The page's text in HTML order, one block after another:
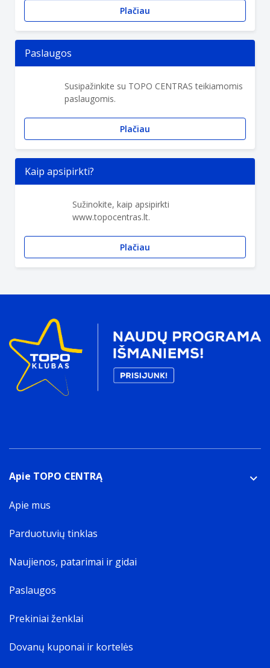
Plačiau
Paslaugos
Susipažinkite su TOPO CENTRAS teikiamomis
paslaugomis.
Plačiau
Kaip apsipirkti?
Sužinokite, kaip apsipirkti
www.topocentras.lt.
Plačiau
Apie TOPO CENTRĄ
Apie mus
Parduotuvių tinklas
Naujienos, patarimai ir gidai
Paslaugos
Prekiniai ženklai
Dovanų kuponai ir kortelės